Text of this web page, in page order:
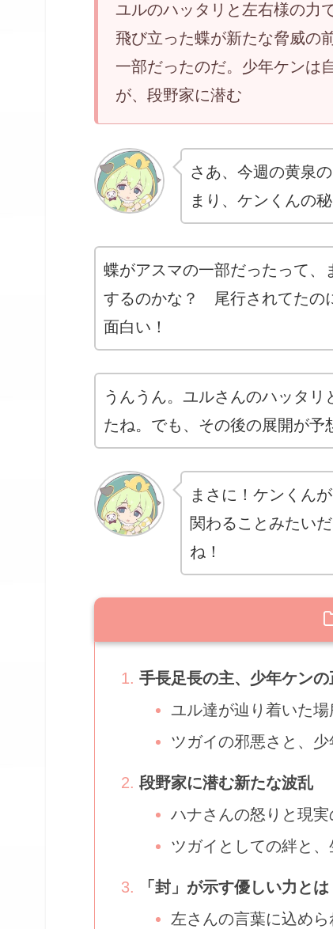
ユルのハッタリと左右様の力
飛び立った蝶が新たな脅威の
一部だったのだ。少年ケンは
が、段野家に潜む
さあ、今週の黄泉
まり、ケンくんの
蝶がアスマの一部だったって、
するのかな？ 尾行されてたの
面白い！
うんうん。ユルさんのハッタ
たね。でも、その後の展開が予
まさに！ケンくん
関わることみたい
ね！
手長足長の主、少年ケンの
ユル達が辿り着いた
ツガイの邪悪さと、
段野家に潜む新たな波乱
ハナさんの怒りと現実
ツガイとしての絆と
「封」が示す優しい力とは
左さんの言葉に込めら